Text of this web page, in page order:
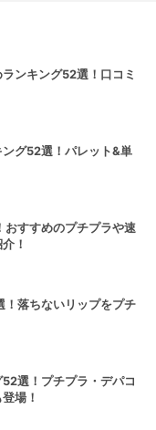
ンキング52選！口コミ
グ52選！パレット&単
おすすめのプチプラや速
！
！落ちないリップをプチ
選！プチプラ・デパコ
場！